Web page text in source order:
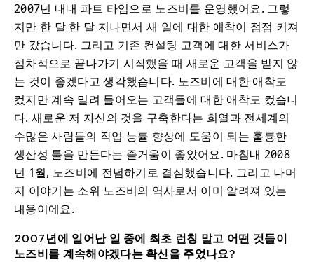
2007년 내내 파트 타임으로 노즈비를 운영했어요. 그렇
지만 한 달 한 달 지나면서 새 일에 대한 애착이 점점 커져
만 갔습니다. 그리고 기존 컨설팅 고객에 대한 서비스가
점차적으로 끝나가기 시작했을 때 새로운 고객을 받지 않
는 것이 좋겠다고 생각했습니다. 노즈비에 대한 애착도
컸지만 계속 밀려 들어오는 고객들에 대한 애착도 컸습니
다. 새로운 저 자신의 것을 구축한다는 희열과 전세계의
수많은 사람들의 작업 능률 향상에 도움이 되는 훌륭한
생산성 툴을 만든다는 즐거움이 좋았어요. 마침내 2008
년 1월, 노즈비에 전념하기로 결심했습니다. 그리고 나머
지 이야기는 소위 노즈비의 역사로서 이미 알려져 있는
내용이에요.
2007년에 일어난 일 중에 최초 런칭 말고 어떤 것들이
노즈비를 계속해야겠다는 확신을 주었나요?